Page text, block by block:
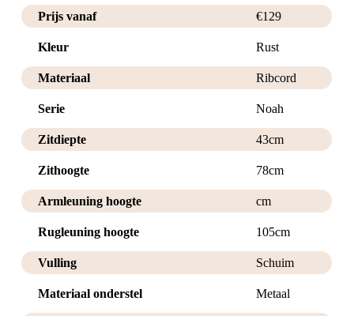
Prijs vanaf €129
Kleur Rust
Materiaal Ribcord
Serie Noah
Zitdiepte 43cm
Zithoogte 78cm
Armleuning hoogte cm
Rugleuning hoogte 105cm
Vulling Schuim
Materiaal onderstel Metaal